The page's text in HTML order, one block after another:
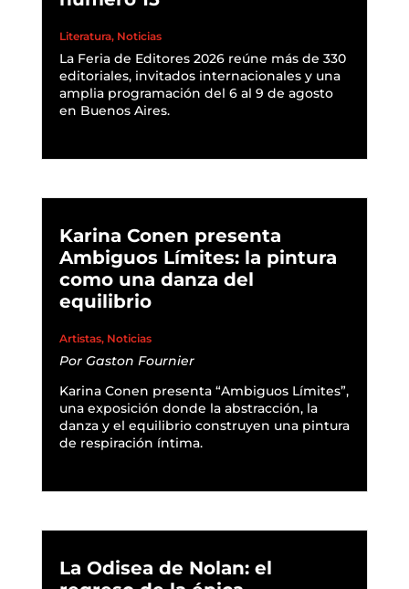
Literatura, Noticias
La Feria de Editores 2026 reúne más de 330
editoriales, invitados internacionales y una
amplia programación del 6 al 9 de agosto
en Buenos Aires.
Karina Conen presenta
Ambiguos Límites: la pintura
como una danza del
equilibrio
Artistas, Noticias
Por Gaston Fournier
Karina Conen presenta “Ambiguos Límites”,
una exposición donde la abstracción, la
danza y el equilibrio construyen una pintura
de respiración íntima.
La Odisea de Nolan: el